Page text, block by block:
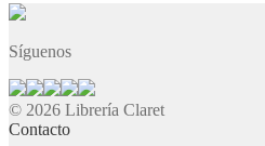
Síguenos
© 2026 Librería Claret
Contacto